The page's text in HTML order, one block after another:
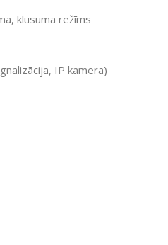
klusuma režīms
IP kamera)